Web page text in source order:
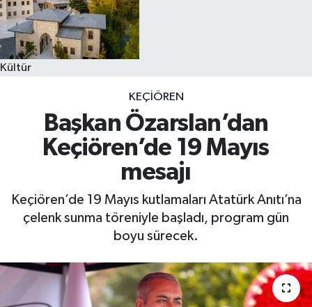
Kültür
KEÇIÖREN
Başkan Özarslan’dan
Keçiören’de 19 Mayıs
mesajı
Keçiören’de 19 Mayıs kutlamaları Atatürk Anıtı’na
çelenk sunma töreniyle başladı, program gün
boyu sürecek.